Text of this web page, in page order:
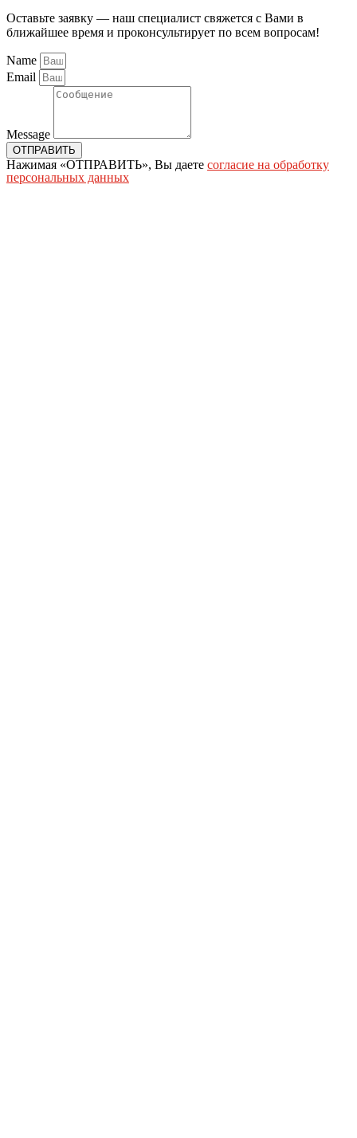
Оставьте заявку — наш специалист свяжется с Вами в
ближайшее время и проконсультирует по всем вопросам!
Name
Email
Message
ОТПРАВИТЬ
Нажимая «ОТПРАВИТЬ», Вы даете согласие на обработку
персональных данных